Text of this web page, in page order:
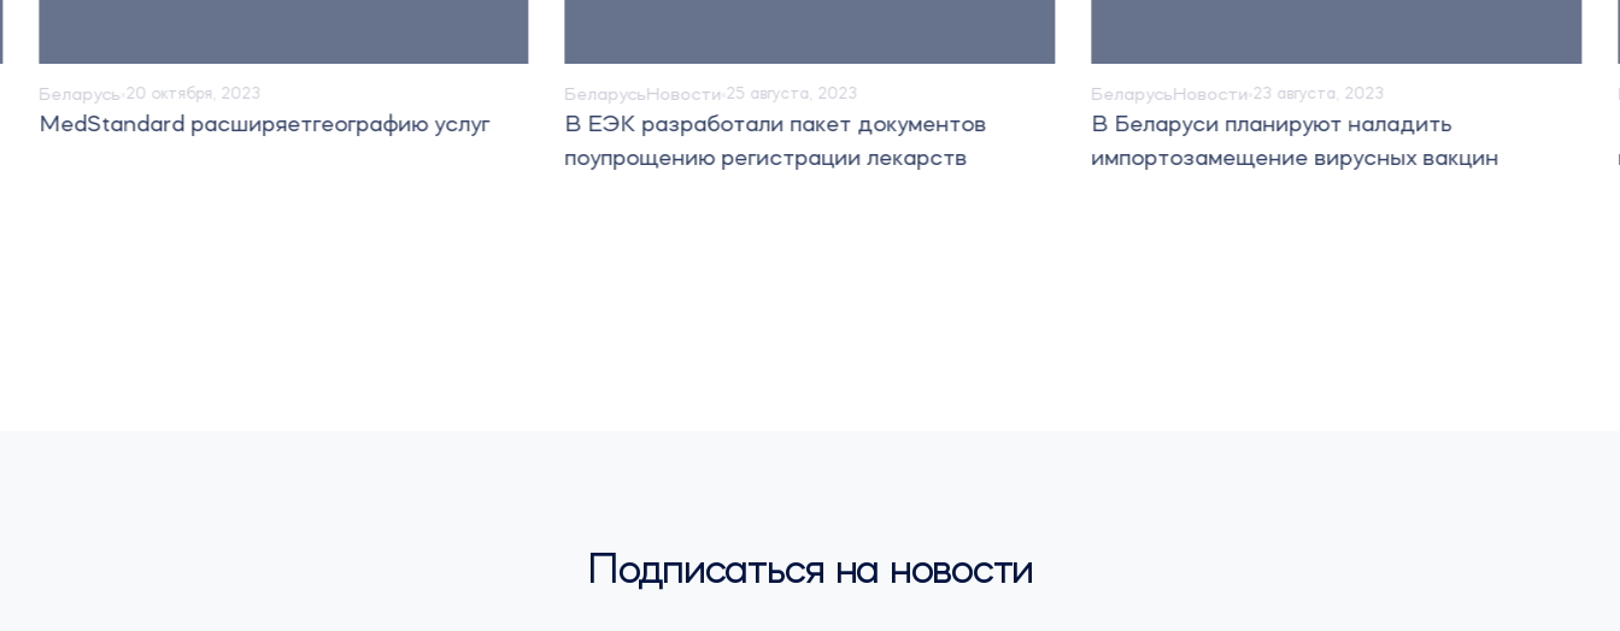
Беларусь 20 октября, 2023
MedStandard расширяетгеографию услуг
БеларусьНовости 25 августа, 2023
В ЕЭК разработали пакет документов
поупрощению регистрации лекарств
БеларусьНовости 23 августа, 2023
В Беларуси планируют наладить
импортозамещение вирусных вакцин
Подписаться на новости